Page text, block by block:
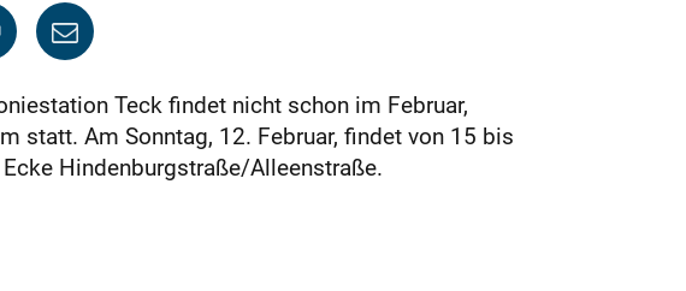
Teck findet nicht schon im Februar,
statt. Am Sonntag, 12. Februar, findet von 15 bis
Hindenburgstraße/Alleenstraße.